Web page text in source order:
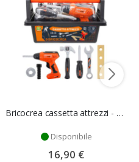
Bricocrea cassetta attrezzi - Mazzeo Giocattoli
Disponibile
16,90 €